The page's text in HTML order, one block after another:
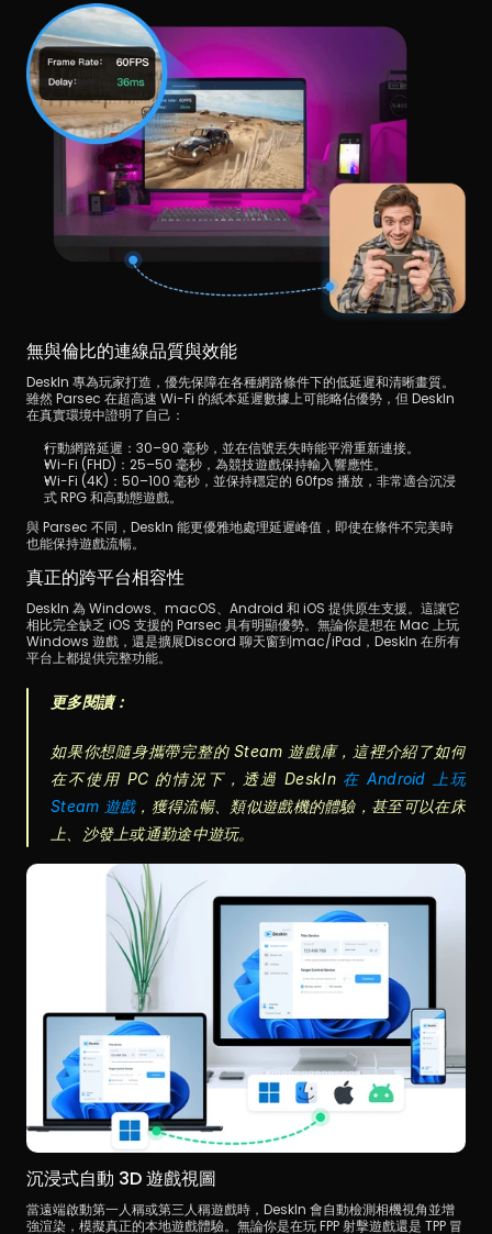
無與倫比的連線品質與效能
DeskIn 專為玩家打造，優先保障在各種網路條件下的低延遲和清晰畫質。
雖然 Parsec 在超高速 Wi-Fi 的紙本延遲數據上可能略佔優勢，但 DeskIn
在真實環境中證明了自己：
行動網路延遲：30–90 毫秒，並在信號丟失時能平滑重新連接。
Wi-Fi (FHD)：25–50 毫秒，為競技遊戲保持輸入響應性。
Wi-Fi (4K)：50–100 毫秒，並保持穩定的 60fps 播放，非常適合沉浸
式 RPG 和高動態遊戲。
與 Parsec 不同，DeskIn 能更優雅地處理延遲峰值，即使在條件不完美時
也能保持遊戲流暢。
真正的跨平台相容性
DeskIn 為 Windows、macOS、Android 和 iOS 提供原生支援。這讓它
相比完全缺乏 iOS 支援的 Parsec 具有明顯優勢。無論你是想在 Mac 上玩
Windows 遊戲，還是擴展Discord 聊天窗到mac/iPad，DeskIn 在所有
平台上都提供完整功能。
更多閱讀：
如果你想隨身攜帶完整的 Steam 遊戲庫，這裡介紹了如何
在不使用 PC 的情況下，透過 DeskIn 在 Android 上玩
Steam 遊戲，獲得流暢、類似遊戲機的體驗，甚至可以在床
上、沙發上或通勤途中遊玩。
沉浸式自動 3D 遊戲視圖
當遠端啟動第一人稱或第三人稱遊戲時，DeskIn 會自動檢測相機視角並增
強渲染，模擬真正的本地遊戲體驗。無論你是在玩 FPP 射擊遊戲還是 TPP 冒